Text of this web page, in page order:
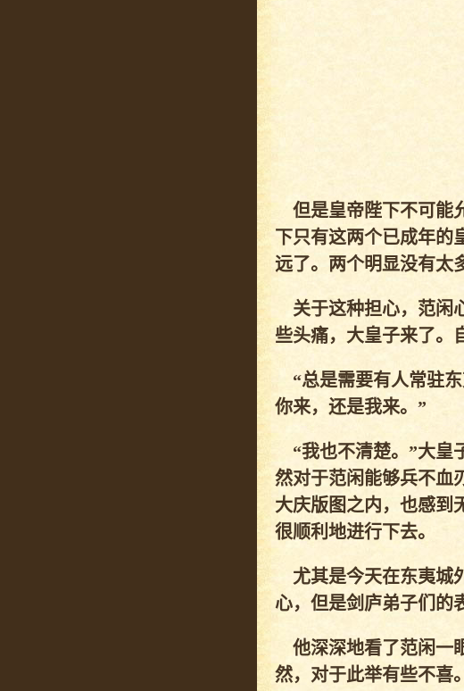
但是皇帝陛下不可能
下只有这两个已成年的
远了。两个明显没有太
关于这种担心，范闲
些头痛，大皇子来了。
“总是需要有人常驻东
你来，还是我来。”
“我也不清楚。”大皇
然对于范闲能够兵不血
大庆版图之内，也感到
很顺利地进行下去。
尤其是今天在东夷城
心，但是剑庐弟子们的
他深深地看了范闲一
然，对于此举有些不喜